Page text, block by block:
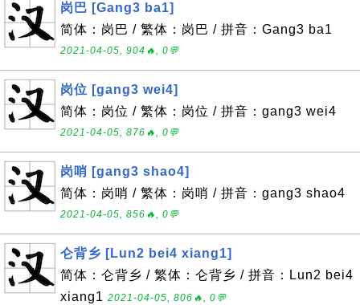
岗巴 [Gang3 ba1]
简体：岗巴 / 繁体：岗巴 / 拼音：Gang3 ba1
2021-04-05, 904🔥, 0💬
岗位 [gang3 wei4]
简体：岗位 / 繁体：岗位 / 拼音：gang3 wei4
2021-04-05, 876🔥, 0💬
岗哨 [gang3 shao4]
简体：岗哨 / 繁体：岗哨 / 拼音：gang3 shao4
2021-04-05, 856🔥, 0💬
仑背乡 [Lun2 bei4 xiang1]
简体：仑背乡 / 繁体：仑背乡 / 拼音：Lun2 bei4
xiang1 2021-04-05, 806🔥, 0💬